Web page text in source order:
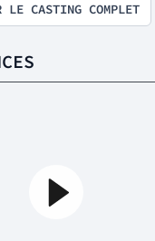
LE CASTING COMPLET